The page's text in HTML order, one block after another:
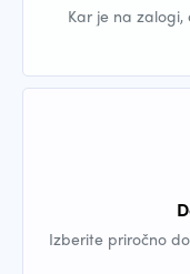
Kar je na
Izberite priročno